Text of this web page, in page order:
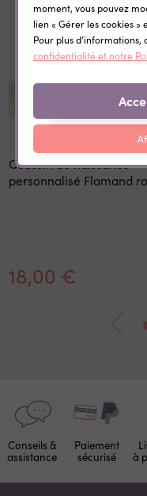
Coussin de naissance
personnalisé Flamand
18,00 €
Conseils &
assistance
Paiement
sécurisé
à
moment, vous pouvez
lien « Gérer les cookies »
Pour plus d’informations,
confidentialité et notre